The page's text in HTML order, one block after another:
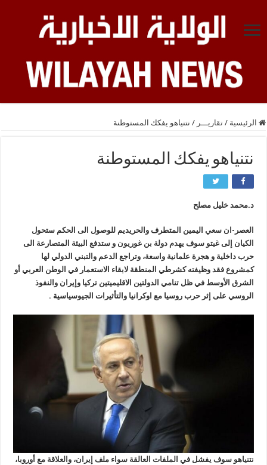
الرئيسية / تقاريـــر / نتنياهو يفكك المستوطنة
نتنياهو يفكك المستوطنة
د.محمد خليل مصلح
العصر-ان سعي اليمين المتطرف والحريديم للوصول الى الحكم ستحول
الكيان إلى غيتو سوف يهدم دولة بن غوريون و ستدفع البيئة المتصارعة الى
حرب داخلية و هجرة علمانية واسعة، وتراجع الدعم والتبني الدولي لها
كمشروع فقد وظيفته كشرطي المنطقة لابقاء الاستعمار في الوطن العربي أو
الشرق الأوسط في ظل تنامي الدولتين الاقليميتين تركيا وإيران والنفوذ
الروسي على إثر حرب روسيا مع اوكرانيا والتأثيرات الجيوسياسية .
نتنياهو سوف يفشل في الملفات العالقة سواء ملف إيران، والعلاقة مع أوروبا،